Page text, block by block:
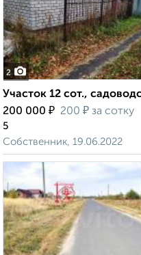
2
Участок 12 сот.,
200 000 ₽ 200 ₽ за сотку
5
Собственник, 19.06.2022